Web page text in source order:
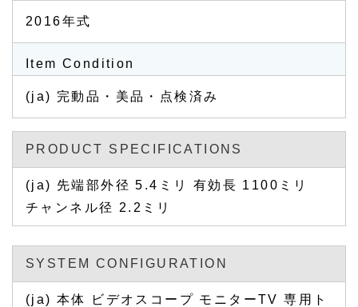
2016年式
Item Condition
(ja) 完動品・美品・点検済み
PRODUCT SPECIFICATIONS
(ja) 先端部外径 5.4ミリ 有効長 1100ミリ
チャンネル径 2.2ミリ
SYSTEM CONFIGURATION
(ja) 本体 ビデオスコープ モニターTV 専用ト